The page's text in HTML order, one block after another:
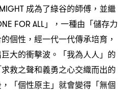
成為了綠谷的師傅 ， 並繼
FOR ALL」 ， 一種由「儲存力
個性 ， 經一代一代傳承培育 ，
大的衝擊波。「我為人人」的
救之聲和義勇之心交織而出的
，
「個性原主」就會變得「無個